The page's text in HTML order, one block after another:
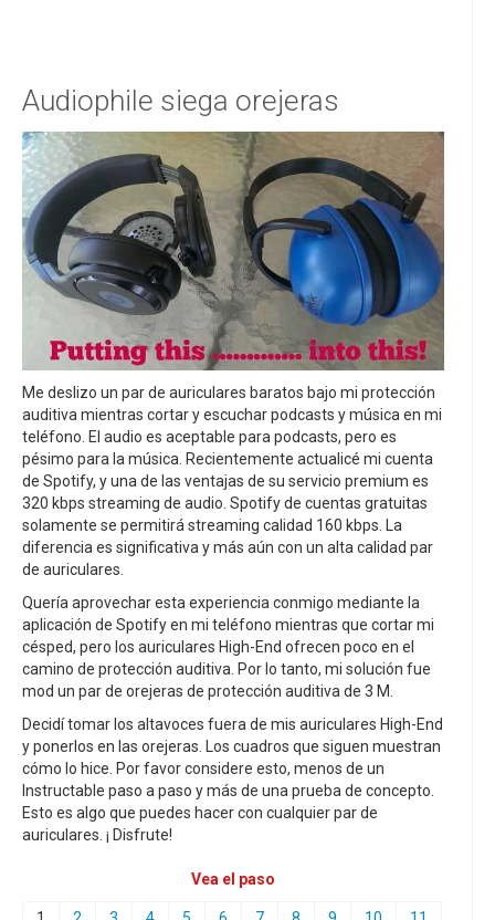
Audiophile siega orejeras
Me deslizo un par de auriculares baratos bajo mi protección
auditiva mientras cortar y escuchar podcasts y música en mi
teléfono. El audio es aceptable para podcasts, pero es
pésimo para la música. Recientemente actualicé mi cuenta
de Spotify, y una de las ventajas de su servicio premium es
320 kbps streaming de audio. Spotify de cuentas gratuitas
solamente se permitirá streaming calidad 160 kbps. La
diferencia es significativa y más aún con un alta calidad par
de auriculares.
Quería aprovechar esta experiencia conmigo mediante la
aplicación de Spotify en mi teléfono mientras que cortar mi
césped, pero los auriculares High-End ofrecen poco en el
camino de protección auditiva. Por lo tanto, mi solución fue
mod un par de orejeras de protección auditiva de 3 M.
Decidí tomar los altavoces fuera de mis auriculares High-End
y ponerlos en las orejeras. Los cuadros que siguen muestran
cómo lo hice. Por favor considere esto, menos de un
Instructable paso a paso y más de una prueba de concepto.
Esto es algo que puedes hacer con cualquier par de
auriculares. ¡ Disfrute!
Vea el paso